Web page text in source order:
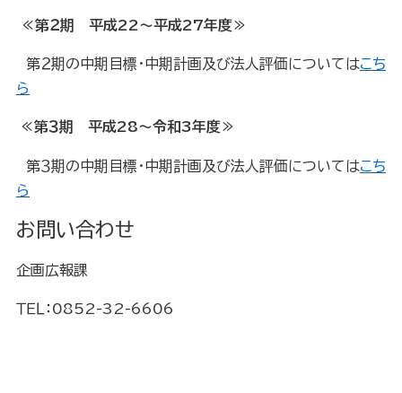
≪第２期 平成22～平成27年度≫
第２期の中期目標・中期計画及び法人評価についてはこち
ら
≪第３期 平成28～令和3年度≫
第３期の中期目標・中期計画及び法人評価についてはこち
ら
お問い合わせ
企画広報課
ＴＥＬ：0852-32-6606